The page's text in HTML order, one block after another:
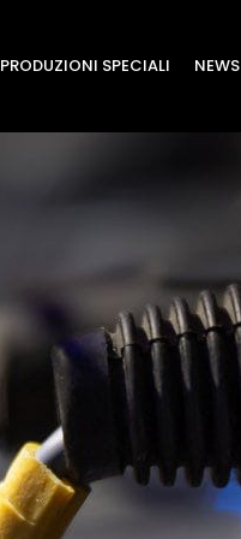
PRODUZIONI SPECIALI NEWS